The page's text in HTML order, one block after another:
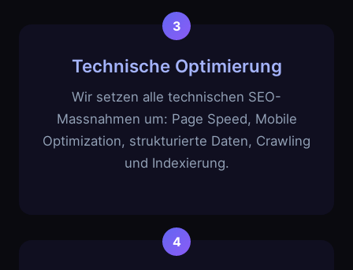
Technische Optimierung
Wir setzen alle technischen SEO-
Massnahmen um: Page Speed, Mobile
Optimization, strukturierte Daten, Crawling
und Indexierung.